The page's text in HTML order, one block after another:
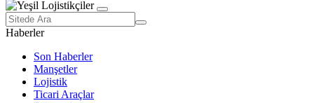
Haberler
Son Haberler
Manşetler
Lojistik
Ticari Araçlar